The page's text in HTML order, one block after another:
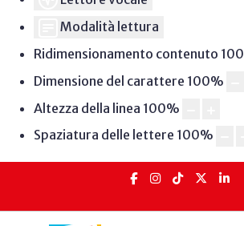
Modalità lettura
Ridimensionamento contenuto 100
Dimensione del carattere 100%
Altezza della linea 100%
Spaziatura delle lettere 100%